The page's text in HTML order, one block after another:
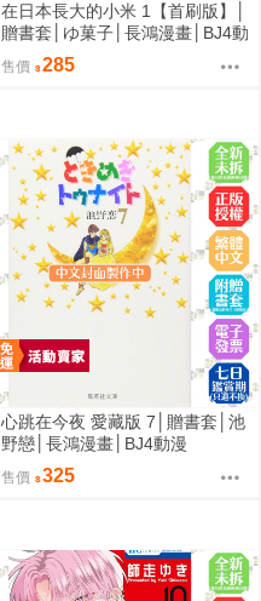
在日本長大的小米 1【首刷版】│
贈書套│ゆ菓子│長鴻漫畫│BJ4動
漫
售價 285
心跳在今夜 愛藏版 7│贈書套│池
野戀│長鴻漫畫│BJ4動漫
售價 325